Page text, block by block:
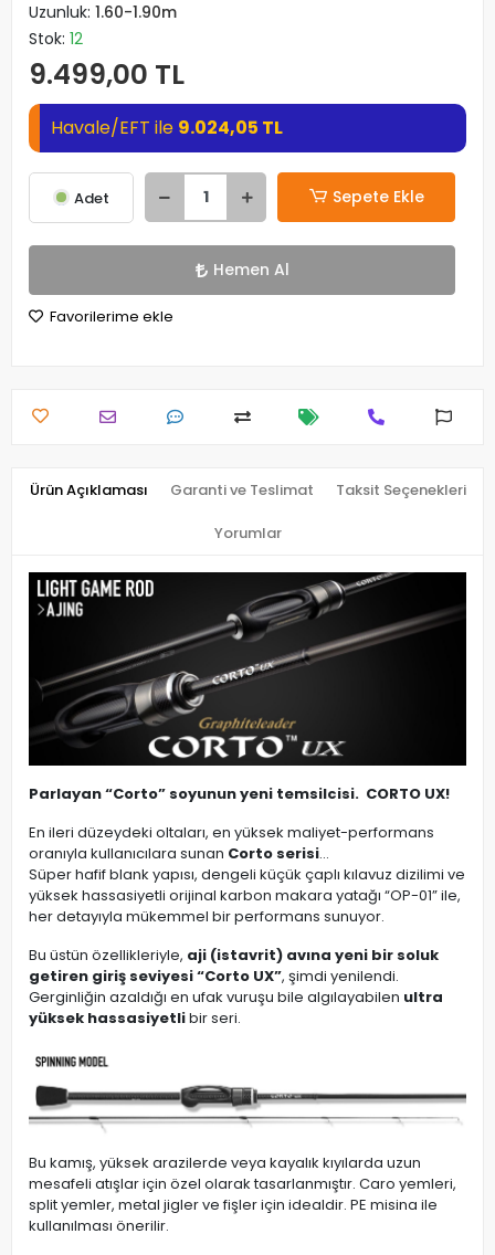
Uzunluk: 1.60-1.90m
Stok: 12
9.499,00 TL
Havale/EFT ile 9.024,05 TL
Adet Sepete Ekle
Hemen Al
Favorilerime ekle
Ürün Açıklaması Garanti ve Teslimat Taksit Seçenekleri
Yorumlar
Parlayan “Corto” soyunun yeni temsilcisi. CORTO UX!
En ileri düzeydeki oltaları, en yüksek maliyet-performans
oranıyla kullanıcılara sunan Corto serisi…
Süper hafif blank yapısı, dengeli küçük çaplı kılavuz dizilimi ve
yüksek hassasiyetli orijinal karbon makara yatağı “OP-01” ile,
her detayıyla mükemmel bir performans sunuyor.
Bu üstün özellikleriyle, aji (istavrit) avına yeni bir soluk
getiren giriş seviyesi “Corto UX”, şimdi yenilendi.
Gerginliğin azaldığı en ufak vuruşu bile algılayabilen ultra
yüksek hassasiyetlibir seri.
Bu kamış, yüksek arazilerde veya kayalık kıyılarda uzun
mesafeli atışlar için özel olarak tasarlanmıştır. Caro yemleri,
split yemler, metal jigler ve fişler için idealdir. PE misina ile
kullanılması önerilir.